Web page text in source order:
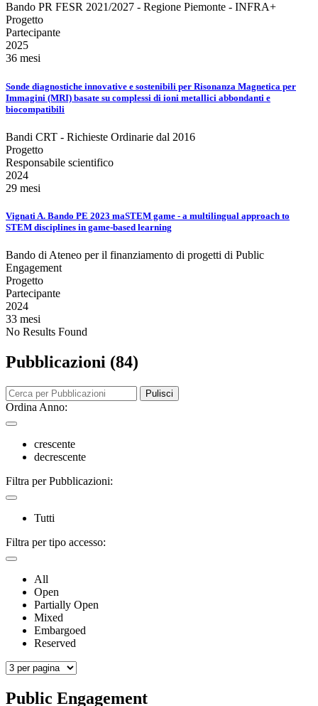
Bando PR FESR 2021/2027 - Regione Piemonte - INFRA+
Progetto
Partecipante
2025
36 mesi
Sonde diagnostiche innovative e sostenibili per Risonanza Magnetica per
Immagini (MRI) basate su complessi di ioni metallici abbondanti e
biocompatibili
Bandi CRT - Richieste Ordinarie dal 2016
Progetto
Responsabile scientifico
2024
29 mesi
Vignati A. Bando PE 2023 maSTEM game - a multilingual approach to
STEM disciplines in game-based learning
Bando di Ateneo per il finanziamento di progetti di Public
Engagement
Progetto
Partecipante
2024
33 mesi
No Results Found
Pubblicazioni (84)
Pulisci
Ordina Anno:
crescente
decrescente
Filtra per Pubblicazioni:
Tutti
Filtra per tipo accesso:
All
Open
Partially Open
Mixed
Embargoed
Reserved
Public Engagement